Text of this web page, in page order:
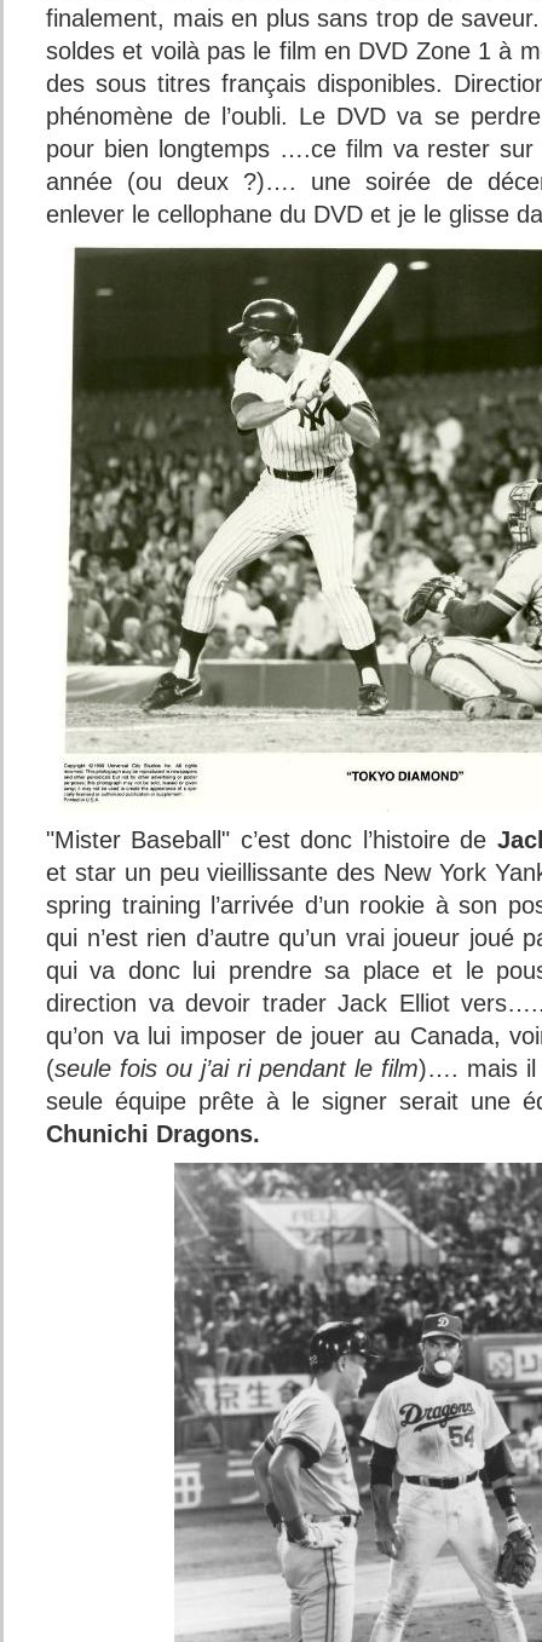
finalement, mais en plus sans trop de
soldes et voilà pas le film en DVD Zone 1 à
des sous titres français disponibles.
phénomène de l’oubli. Le DVD va se
pour bien longtemps ….ce film va rester sur
année (ou deux ?)…. une soirée de
enlever le cellophane du DVD et je le glisse
"Mister Baseball" c’est donc l’histoire de
et star un peu vieillissante des New York
spring training l’arrivée d’un rookie à son
qui n’est rien d’autre qu’un vrai joueur
qui va donc lui prendre sa place et le
direction va devoir trader Jack Elliot
qu’on va lui imposer de jouer au Canada,
(seule fois ou j’ai ri pendant le film)…. mais il
seule équipe prête à le signer serait une
Chunichi Dragons.